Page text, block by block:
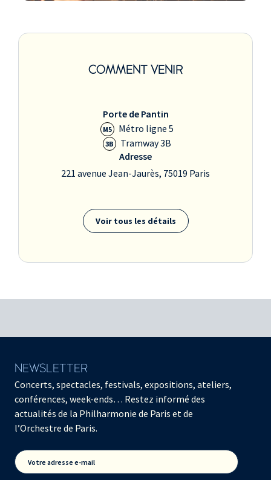
COMMENT VENIR
Porte de Pantin
M5 Métro ligne 5
3B
Tramway 3B
Adresse
221 avenue Jean-Jaurès, 75019 Paris
Voir tous les détails
NEWSLETTER
Concerts, spectacles, festivals, expositions, ateliers,
conférences, week-ends… Restez informé des
actualités de la Philharmonie de Paris et de
l’Orchestre de Paris.
Votre adresse e-mail